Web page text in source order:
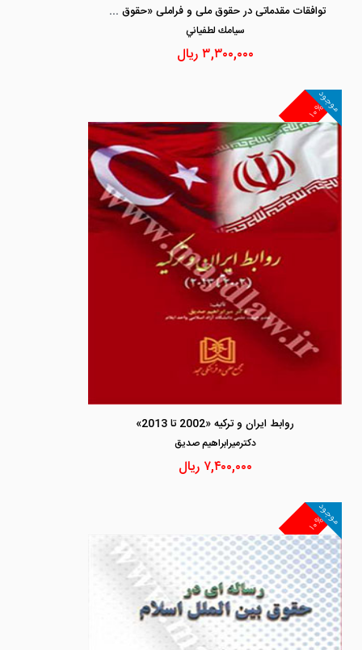
توافقات مقدماتی در حقوق ملی و فراملی «حقوق داخلی و بین الملل و تجارت بین الملل»
سيامك لطفياني
۳,۳۰۰,۰۰۰ریال
۱۰%
موجود
روابط ایران و ترکیه «2002 تا 2013»
دكترميرابراهيم صديق
۷,۴۰۰,۰۰۰ ریال
۱۰%
موجود